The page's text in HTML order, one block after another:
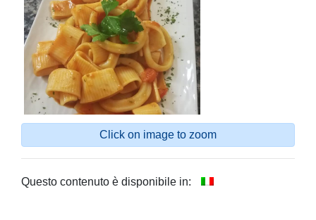
Click on image to zoom
Questo contenuto è disponibile in: